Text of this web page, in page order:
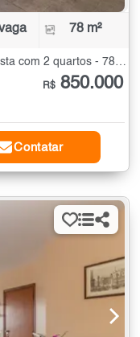
78 m²
Apartamento à Venda no Planalto Paulista com 2 quartos - 78 m²
R$ 850.000
Contatar